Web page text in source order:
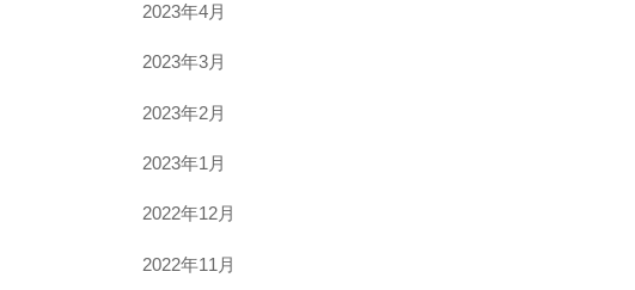
2023年4月
2023年3月
2023年2月
2023年1月
2022年12月
2022年11月